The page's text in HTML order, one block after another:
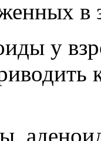
в
у